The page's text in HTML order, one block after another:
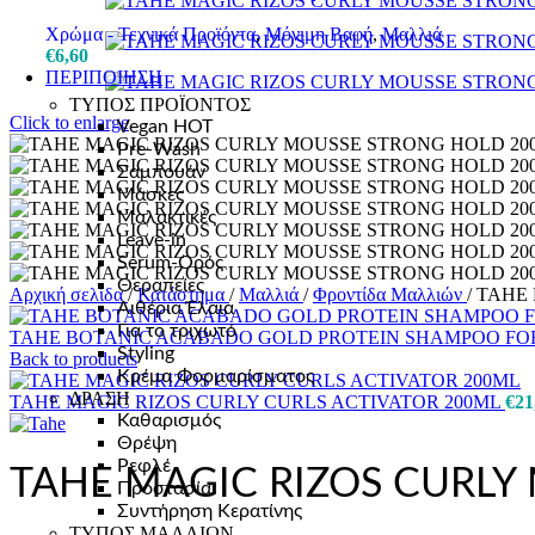
Χρώμα - Τεχνικά Προϊόντα, Μόνιμη Βαφή, Μαλλιά
€6,60
ΠΕΡΙΠΟΙΗΣΗ
ΤΥΠΟΣ ΠΡΟΪΟΝΤΟΣ
Vegan HOT
Pre-Wash
Σαμπουάν
Μάσκες
Μαλακτικές
Leave-in
Serum-Ορός
Θεραπείες
Αιθέρια Έλαια
Για το τριχωτό
Styling
Κρέμα Φορμαρίσματος
ΔΡΑΣΗ
Καθαρισμός
Θρέψη
Ρεφλέ
Προστασία
Συντήρηση Κερατίνης
Click to enlarge
Αρχική σελίδα/ Κατάστημα / Μαλλιά / Φροντίδα Μαλλιών / TAHE
TAHE BOTANIC ACABADO GOLD PROTEIN SHAMPOO
Back to products
TAHE MAGIC RIZOS CURLY CURLS ACTIVATOR 200ML €
TAHE MAGIC RIZOS